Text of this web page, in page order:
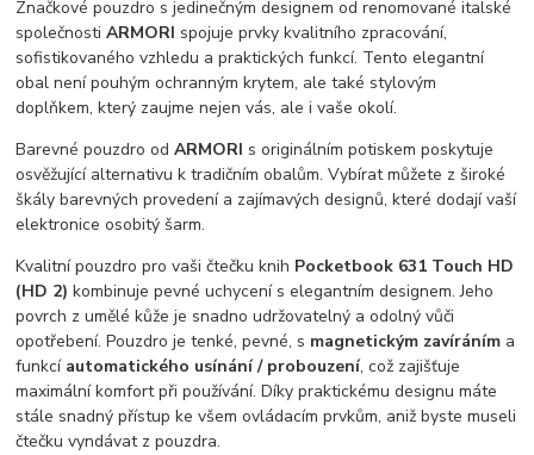
Značkové pouzdro s jedinečným designem od renomované italské
společnostiARMORI spojuje prvky kvalitního zpracování,
sofistikovaného vzhledu a praktických funkcí. Tento elegantní
obal není pouhým ochranným krytem, ale také stylovým
doplňkem, který zaujme nejen vás, ale i vaše okolí.
Barevné pouzdro odARMORI s originálním potiskem poskytuje
osvěžující alternativu k tradičním obalům. Vybírat můžete z široké
škály barevných provedení a zajímavých designů, které dodají vaší
elektronice osobitý šarm.
Kvalitní pouzdro pro vaši čtečku knih Pocketbook 631 Touch HD
(HD 2) kombinuje pevné uchycení s elegantním designem. Jeho
povrch z umělé kůže je snadno udržovatelný a odolný vůči
opotřebení. Pouzdro je tenké, pevné, s magnetickým zavíráním a
funkcí automatického usínání / probouzení, což zajišťuje
maximální komfort při používání. Díky praktickému designu máte
stále snadný přístup ke všem ovládacím prvkům, aniž byste museli
čtečku vyndávat z pouzdra.